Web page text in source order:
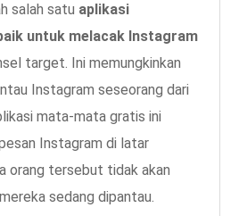
salah satu aplikasi
untuk melacak Instagram
target. Ini memungkinkan
Instagram seseorang dari
mata-mata gratis ini
Instagram di latar
orang tersebut tidak akan
sedang dipantau.